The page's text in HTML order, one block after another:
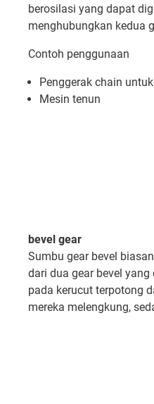
berosilasi yang dapat
menghubungkan kedua
Contoh penggunaan
Penggerak chain
Mesin tenun
bevel gear
Sumbu gear bevel
dari dua gear bevel
pada kerucut terpotong
mereka melengkung,